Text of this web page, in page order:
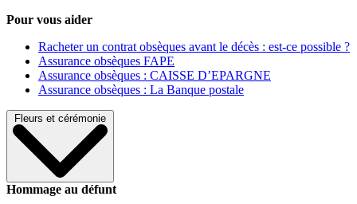
Pour vous aider
Racheter un contrat obsèques avant le décès : est-ce possible ?
Assurance obsèques FAPE
Assurance obsèques : CAISSE D’EPARGNE
Assurance obsèques : La Banque postale
Fleurs et cérémonie
Hommage au défunt